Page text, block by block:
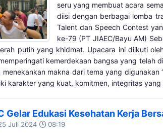
seru yang membuat acara
diisi dengan berbagai lomba
Talent dan Speech Contest
ke-79 (PT JIAEC/Bayu AM)
putih yang khidmat. Upacara ini diikuti
kemerdekaan bangsa yang telah
menekankan makna dari tema yang
karakter yang kuat, komitmen, integritas
Gelar Edukasi Kesehatan Kerja
Juli 2024 08:19